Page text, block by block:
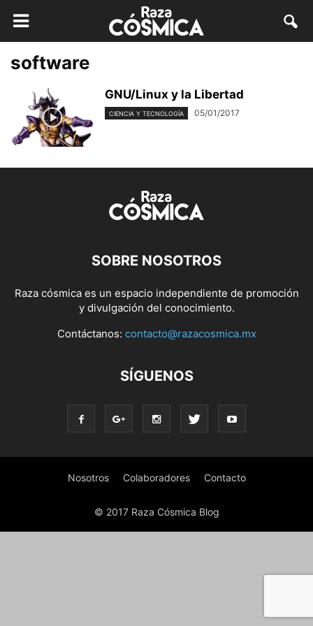
software
GNU/Linux y la Libertad
CIENCIA Y TECNOLOGÍA 05/01/2017
SOBRE NOSOTROS
Raza cósmica es un espacio independiente de promoción
y divulgación del conocimiento.
Contáctanos: contacto@razacosmica.mx
SÍGUENOS
Nosotros Colaboradores Contacto
© 2017 Raza Cósmica Blog